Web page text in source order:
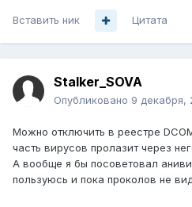
Вставить ник Цитата
Stalker_SOVA
Опубликовано 9 декабря,
Можно отключить в реестре
часть вирусов пролазит через
А вообще я бы посоветовал
пользуюсь и пока проколов не